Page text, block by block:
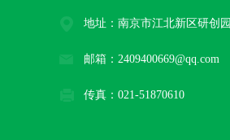
地址：南京市江北新区研创园
邮箱：2409400669@qq.com
传真：021-51870610